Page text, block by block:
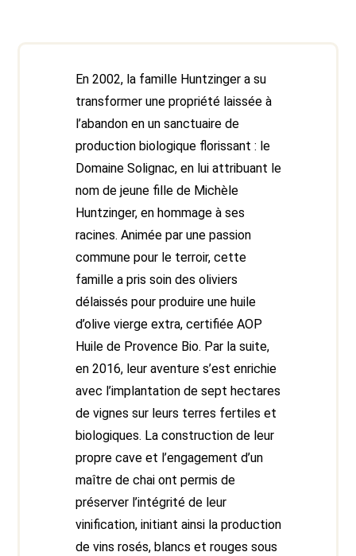
En 2002, la famille Huntzinger a su
transformer une propriété laissée à
l’abandon en un sanctuaire de
production biologique florissant : le
Domaine Solignac, en lui attribuant le
nom de jeune fille de Michèle
Huntzinger, en hommage à ses
racines. Animée par une passion
commune pour le terroir, cette
famille a pris soin des oliviers
délaissés pour produire une huile
d’olive vierge extra, certifiée AOP
Huile de Provence Bio. Par la suite,
en 2016, leur aventure s’est enrichie
avec l’implantation de sept hectares
de vignes sur leurs terres fertiles et
biologiques. La construction de leur
propre cave et l’engagement d’un
maître de chai ont permis de
préserver l’intégrité de leur
vinification, initiant ainsi la production
de vins rosés, blancs et rouges sous